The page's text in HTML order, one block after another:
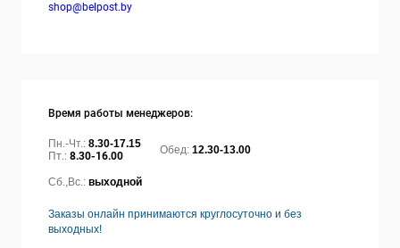
shop@belpost.by
Время работы менеджеров:
Пн.-Чт.: 8.30-17.15
Пт.: 8.30-16.00 Обед: 12.30-13.00
Сб.,Вс.: выходной
Заказы онлайн принимаются круглосуточно и без
выходных!